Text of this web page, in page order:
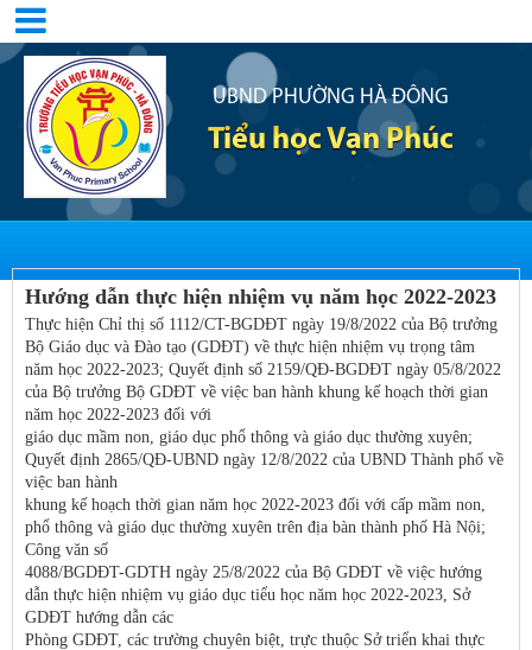
UBND PHƯỜNG HÀ ĐÔNG
Tiểu học Vạn Phúc
Hướng dẫn thực hiện nhiệm vụ năm học 2022-2023
Thực hiện Chỉ thị số 1112/CT-BGDĐT ngày 19/8/2022 của Bộ trưởng
Bộ Giáo dục và Đào tạo (GDĐT) về thực hiện nhiệm vụ trọng tâm
năm học 2022-2023; Quyết định số 2159/QĐ-BGDĐT ngày 05/8/2022
của Bộ trưởng Bộ GDĐT về việc ban hành khung kế hoạch thời gian
năm học 2022-2023 đối với
giáo dục mầm non, giáo dục phổ thông và giáo dục thường xuyên;
Quyết định 2865/QĐ-UBND ngày 12/8/2022 của UBND Thành phố về
việc ban hành
khung kế hoạch thời gian năm học 2022-2023 đối với cấp mầm non,
phổ thông và giáo dục thường xuyên trên địa bàn thành phố Hà Nội;
Công văn số
4088/BGDĐT-GDTH ngày 25/8/2022 của Bộ GDĐT về việc hướng
dẫn thực hiện nhiệm vụ giáo dục tiểu học năm học 2022-2023, Sở
GDĐT hướng dẫn các
Phòng GDĐT, các trường chuyên biệt, trực thuộc Sở triển khai thực